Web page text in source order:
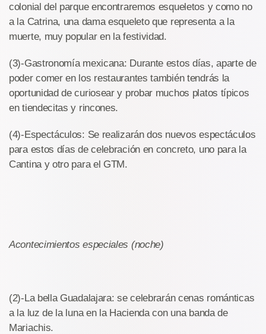
colonial del parque encontraremos esqueletos y como no
a la Catrina, una dama esqueleto que representa a la
muerte, muy popular en la festividad.
(3)-Gastronomía mexicana: Durante estos días, aparte de
poder comer en los restaurantes también tendrás la
oportunidad de curiosear y probar muchos platos típicos
en tiendecitas y rincones.
(4)-Espectáculos: Se realizarán dos nuevos espectáculos
para estos días de celebración en concreto, uno para la
Cantina y otro para el GTM.
Acontecimientos especiales (noche)
(2)-La bella Guadalajara: se celebrarán cenas románticas
a la luz de la luna en la Hacienda con una banda de
Mariachis.